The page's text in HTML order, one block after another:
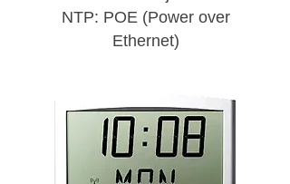
NTP: POE (Power over
Ethernet)